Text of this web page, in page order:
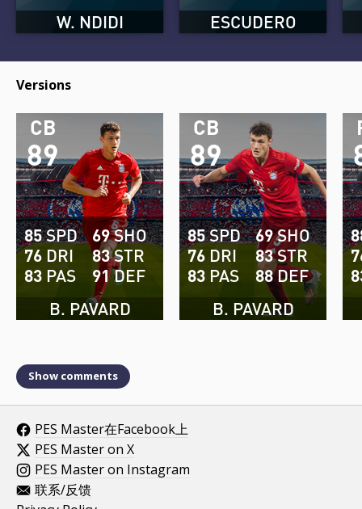
W. NDIDI ESCUDERO
Versions
89
CB
B. PAVARD
85SPD
76 DRI
83 PAS
69SHO
83STR
91DEF
89
CB
B. PAVARD
85SPD
76 DRI
83 PAS
69SHO
83STR
88DEF
Show comments
PES Master在Facebook上
PES Master on X
PES Master on Instagram
联系/反馈